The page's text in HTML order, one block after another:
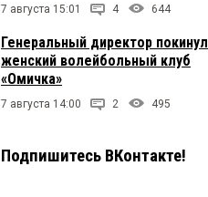
7 августа 15:01 4 644
Генеральный директор покинул
женский волейбольный клуб
«Омичка»
7 августа 14:00 2 495
Подпишитесь ВКонтакте!